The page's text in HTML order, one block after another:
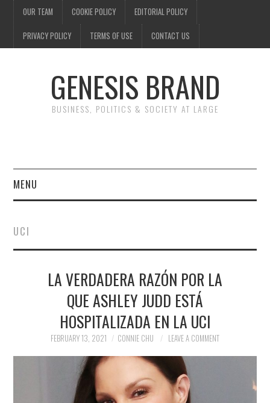
OUR TEAM COOKIE POLICY EDITORIAL POLICY
PRIVACY POLICY TERMS OF USE CONTACT US
GENESIS BRAND
BUSINESS, POLITICS & SOCIETY AT LARGE
MENU
FINANCE
NEWS
SOCIETY
TECHNOLOGY
UCI
LA VERDADERA RAZÓN POR LA
QUE ASHLEY JUDD ESTÁ
HOSPITALIZADA EN LA UCI
FEBRUARY 13, 2021 CONNIE CHU LEAVE A COMMENT